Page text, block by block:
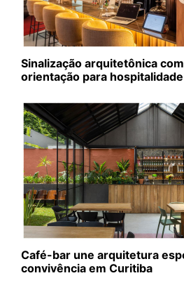
Sinalização arquitetônica
orientação para hospitalidade
Café-bar une arquitetura
convivência em Curitiba